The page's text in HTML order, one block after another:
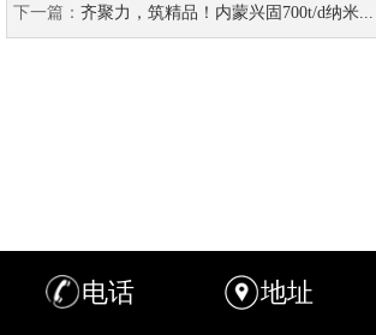
下一篇： 齐聚力，筑精品！内蒙兴固700t/d纳米...
电话 地址